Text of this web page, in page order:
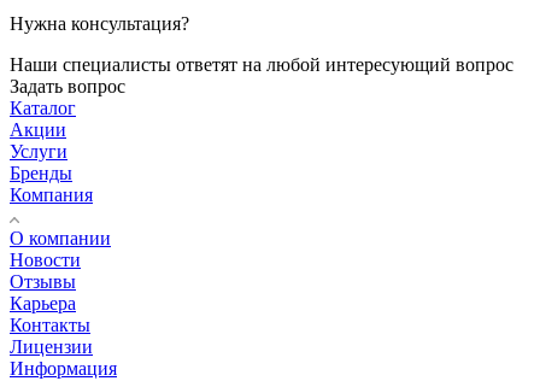
Нужна консультация?
Наши специалисты ответят на любой интересующий вопрос
Задать вопрос
Каталог
Акции
Услуги
Бренды
Компания
О компании
Новости
Отзывы
Карьера
Контакты
Лицензии
Информация